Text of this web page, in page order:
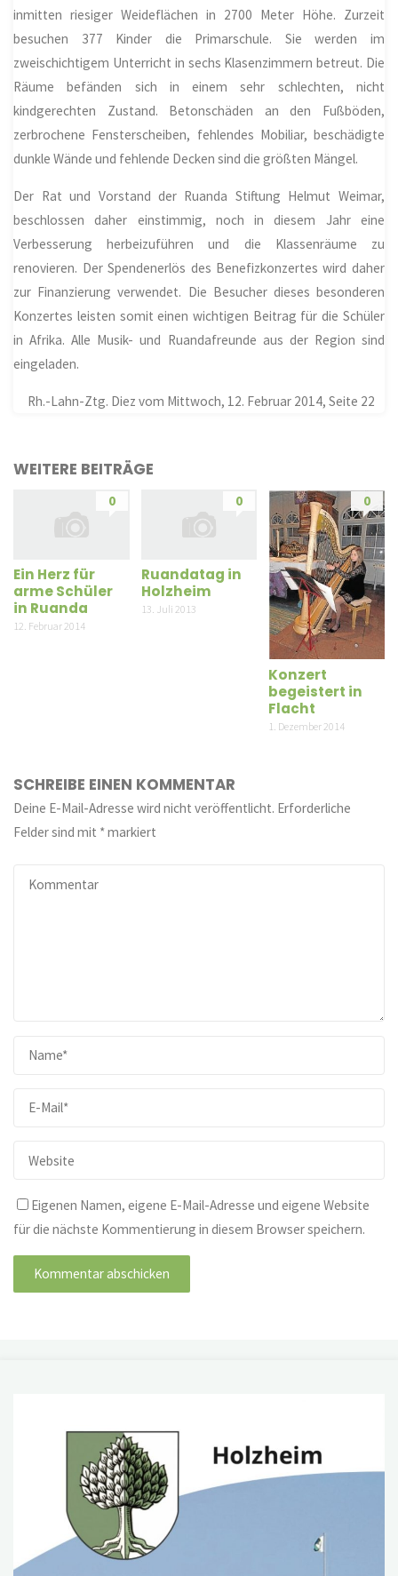
inmitten riesiger Weideflächen in 2700 Meter Höhe. Zurzeit
besuchen 377 Kinder die Primarschule. Sie werden im
zweischichtigem Unterricht in sechs Klasenzimmern betreut. Die
Räume befänden sich in einem sehr schlechten, nicht
kindgerechten Zustand. Betonschäden an den Fußböden,
zerbrochene Fensterscheiben, fehlendes Mobiliar, beschädigte
dunkle Wände und fehlende Decken sind die größten Mängel.
Der Rat und Vorstand der Ruanda Stiftung Helmut Weimar,
beschlossen daher einstimmig, noch in diesem Jahr eine
Verbesserung herbeizuführen und die Klassenräume zu
renovieren. Der Spendenerlös des Benefizkonzertes wird daher
zur Finanzierung verwendet. Die Besucher dieses besonderen
Konzertes leisten somit einen wichtigen Beitrag für die Schüler
in Afrika. Alle Musik- und Ruandafreunde aus der Region sind
eingeladen.
Rh.-Lahn-Ztg. Diez vom Mittwoch, 12. Februar 2014, Seite 22
WEITERE BEITRÄGE
0
Ein Herz für
arme Schüler
in Ruanda
12. Februar 2014
0
Ruandatag in
Holzheim
13. Juli 2013
0
Konzert
begeistert in
Flacht
1. Dezember 2014
SCHREIBE EINEN KOMMENTAR
Deine E-Mail-Adresse wird nicht veröffentlicht. Erforderliche
Felder sind mit *markiert
Eigenen Namen, eigene E-Mail-Adresse und eigene Website
für die nächste Kommentierung in diesem Browser speichern.